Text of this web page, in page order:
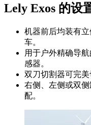
Lely Exos 的设
机器前后均装有
车。
用于户外精确导
感器。
双刀切割器可完美
右侧、左侧或双
配。